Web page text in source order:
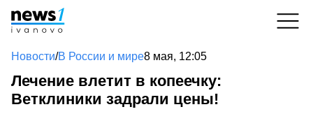
Новости/В России и мире8 мая, 12:05
Лечение влетит в копеечку:
Ветклиники задрали цены!